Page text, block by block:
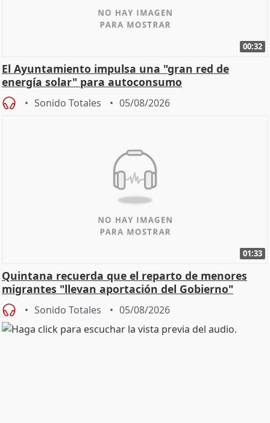
00:32
El Ayuntamiento impulsa una "gran red de
energía solar" para autoconsumo
Sonido Totales 05/08/2026
01:33
Quintana recuerda que el reparto de menores
migrantes "llevan aportación del Gobierno"
central
Sonido Totales 05/08/2026